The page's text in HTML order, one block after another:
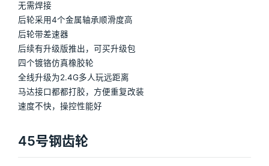
无需焊接
后轮采用4个金属轴承顺滑度高
后轮带差速器
后续有升级版推出，可买升级包
四个镀铬仿真橡胶轮
全线升级为2.4G多人玩远距离
马达接口都都打胶，方便重复改装
速度不快，操控性能好
45号钢齿轮